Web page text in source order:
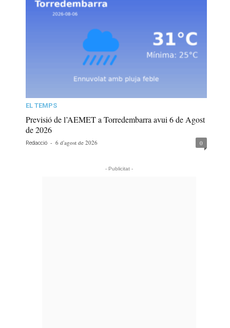
EL TEMPS
Previsió de l’AEMET a Torredembarra avui 6 de Agost
de 2026
Redacció - 6 d'agost de 2026 0
- Publicitat -